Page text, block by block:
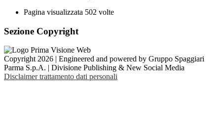
Pagina visualizzata 502 volte
Sezione Copyright
Copyright 2026 | Engineered and powered by Gruppo Spaggiari
Parma S.p.A. | Divisione Publishing & New Social Media
Disclaimer trattamento dati personali